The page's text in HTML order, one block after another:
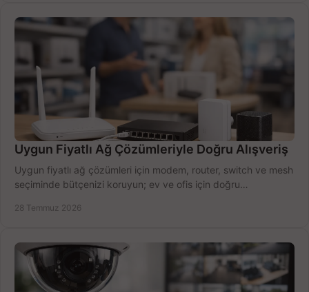
Uygun Fiyatlı Ağ Çözümleriyle Doğru Alışveriş
Uygun fiyatlı ağ çözümleri için modem, router, switch ve mesh
seçiminde bütçenizi koruyun; ev ve ofis için doğru
28 Temmuz 2026